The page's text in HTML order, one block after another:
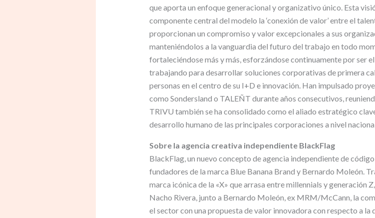
que aporta un enfoque generacional y organizativo único. Esta
componente central del modelo la ‘conexión de valor’ entre el
proporcionan un compromiso y valor excepcionales a sus
manteniéndolos a la vanguardia del futuro del trabajo en todo
fortaleciéndose más y más, esforzándose continuamente por ser
trabajando para desarrollar soluciones corporativas de primera
personas en el centro de su I+D e innovación. Han impulsado
como Sondersland o TALEÑT durante años consecutivos,
TRIVU también se ha consolidado como el aliado estratégico
desarrollo humano de las principales corporaciones a nivel
Sobre la agencia creativa independiente BlackFlag
BlackFlag, un nuevo concepto de agencia independiente de
fundadores de la marca Blue Banana Brand y Bernardo Moleón.
marca icónica de la «X» que arrasa entre millennials y generación
Nacho Rivera, junto a Bernardo Moleón, ex MRM/McCann, la
el sector con una propuesta de valor innovadora con respecto a la